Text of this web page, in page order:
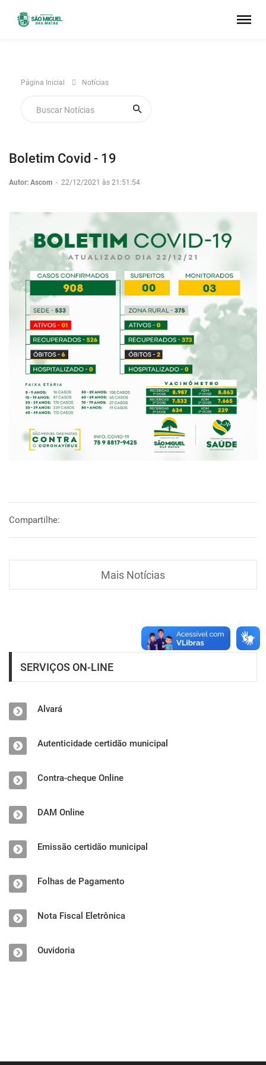
Página Inicial Notícias
Boletim Covid - 19
Autor: Ascom - 22/12/2021 às 21:51:54
Compartilhe:
Mais Notícias
SERVIÇOS ON-LINE
Alvará
Autenticidade certidão municipal
Contra-cheque Online
DAM Online
Emissão certidão municipal
Folhas de Pagamento
Nota Fiscal Eletrônica
Ouvidoria